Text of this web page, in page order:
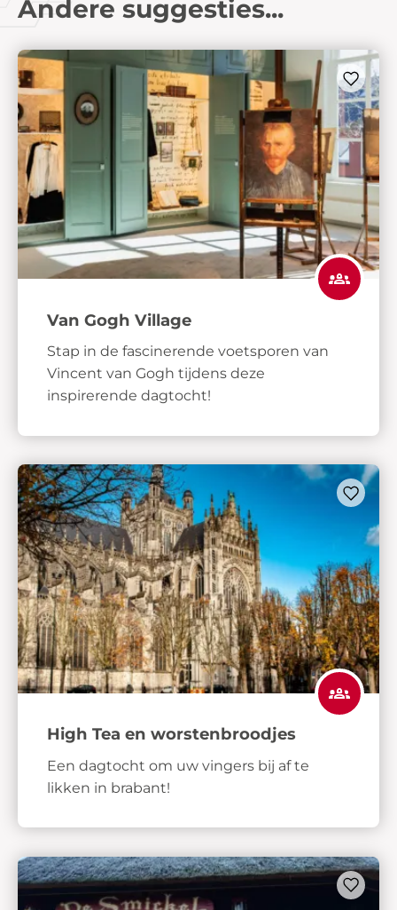
Andere suggesties...
Van Gogh Village
Stap in de fascinerende voetsporen van
Vincent van Gogh tijdens deze
inspirerende dagtocht!
High Tea en worstenbroodjes
Een dagtocht om uw vingers bij af te
likken in brabant!